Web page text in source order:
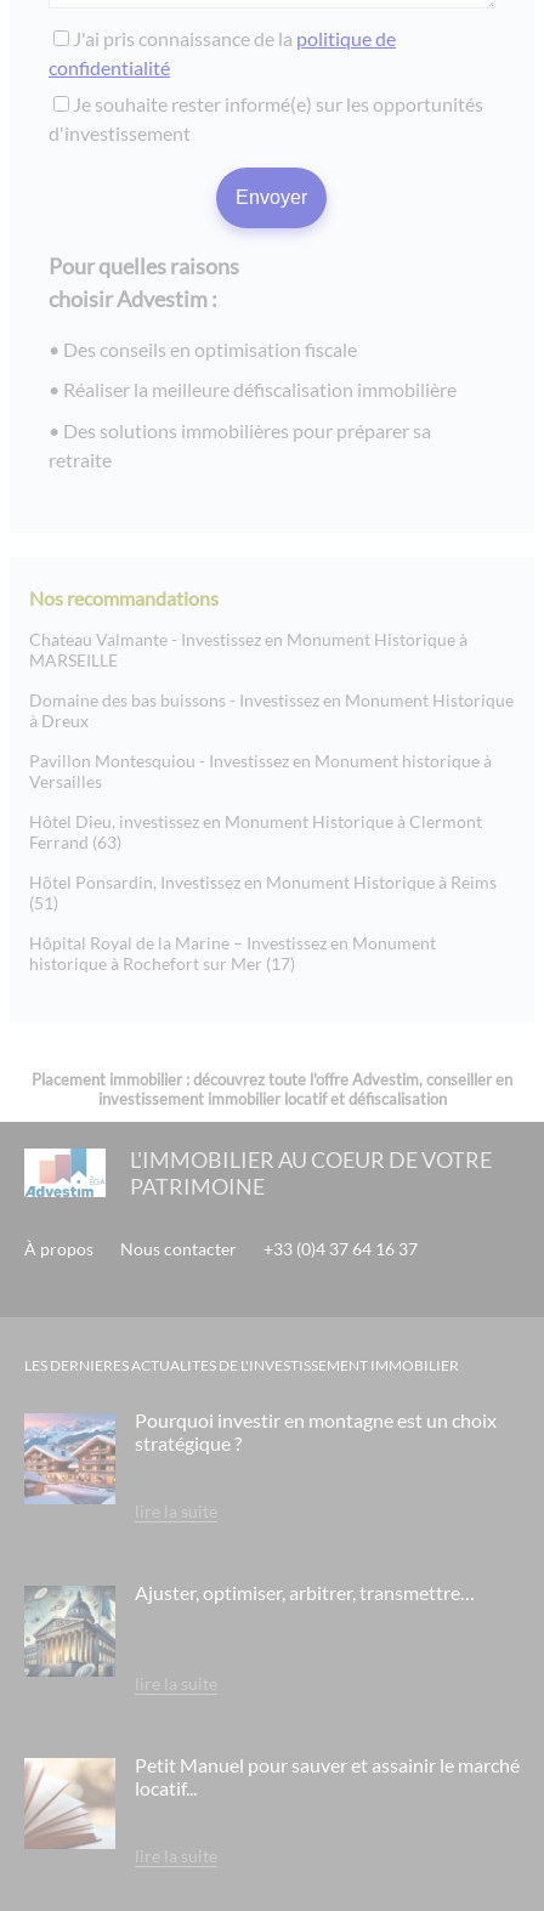
J'ai pris connaissance de la politique de
confidentialité
Je souhaite rester informé(e) sur les opportunités
d'investissement
Pour quelles raisons
choisir Advestim :
Des conseils en optimisation fiscale
Réaliser la meilleure défiscalisation immobilière
Des solutions immobilières pour préparer sa
retraite
Nos recommandations
Chateau Valmante - Investissez en Monument Historique à
MARSEILLE
Domaine des bas buissons - Investissez en Monument Historique
à Dreux
Pavillon Montesquiou - Investissez en Monument historique à
Versailles
Hôtel Dieu, investissez en Monument Historique à Clermont
Ferrand (63)
Hôtel Ponsardin, Investissez en Monument Historique à Reims
(51)
Hôpital Royal de la Marine – Investissez en Monument
historique à Rochefort sur Mer (17)
Placement immobilier : découvrez toute l'offre Advestim, conseiller en
investissement immobilier locatif et défiscalisation
L'IMMOBILIER AU COEUR DE VOTRE
PATRIMOINE
À propos Nous contacter +33 (0)4 37 64 16 37
LES DERNIERES ACTUALITES DE L'INVESTISSEMENT IMMOBILIER
Pourquoi investir en montagne est un choix
stratégique ?
lire la suite
Ajuster, optimiser, arbitrer, transmettre…
lire la suite
Petit Manuel pour sauver et assainir le marché
locatif...
lire la suite